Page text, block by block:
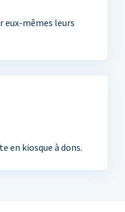
eux-mêmes leurs
en kiosque à dons.